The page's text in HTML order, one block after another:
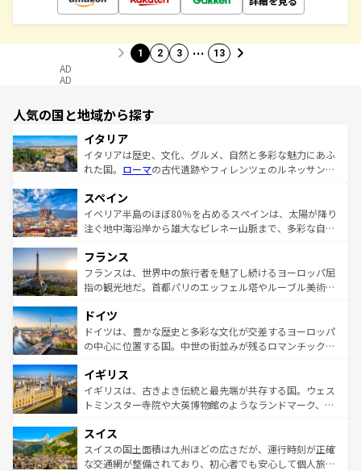
1 2 3 … 13
AD
AD
人気の国と地域から探す
イタリア
イタリアは歴史、文化、グルメ、自然と多彩な魅力にあふ
れた国。 ローマの古代遺跡やフィレンツェのルネッサンス
ろん、トスカーナの美しい田園風景やアマルフィ海岸の絶
景など、自然景観も見逃せない。観光の合間には、本場の
ピザやパスタなど、絶品のイタリア料理を堪能することも
ませてくれるイタリアで、忘れられない旅をしてみよう！
なお、新着のイタリア情報はコンテンツ一覧 を参照してほ
しい。
スペイン
イベリア半島のほぼ80％を占めるスペインは、太陽が降り
注ぐ地中海沿岸から雄大なピレネー山脈まで、多彩な自然
文化が根付くこの国では、情熱的なフラメンコ、熱気あふ
れる闘牛、そして美味しいタパスが生活の一部となってい
る。首都マドリードの洗練された雰囲気や、バルセロナの
の城塞都市、穏やかなビーチリゾートまで多彩な表情を見
せる。地方によって風土や気候が異なるスペインはその個
性で訪れる人を魅了する。 なお、新着のスペイン情報はコ
フランス
フランスは、世界中の旅行者を魅了し続けるヨーロッパ屈
指の観光地だ。首都パリのエッフェル塔やルーブル美術館
で、幅広い魅力が詰まっている。華麗な宮殿、歴史的な大
聖堂、美しいビーチ、そして豊かな自然が、訪れる者を心
から魅了する。また、フランスは美食の国としても知ら
いる。シャンパンの発祥地であるランス、プロヴァンスの
香り高いラベンダー畑など、多彩な楽しみ方が可能だ。さ
らに、パリ以外の地域にも魅力が溢れており、どの街角に
れる地方に足を運ぶとそれぞれで全く異なる文化を体験で
きるだろう。 なお、新着のフランス情報はコンテンツ一覧
を参照してほしい。
ドイツ
ドイツは、豊かな歴史と多彩な文化が交差するヨーロッパ
の中心に位置する国。中世の街並みが残るロマンチック街
顔を持つこの国は、どこを歩いても飽きることがない。ベ
ルリンの文化的活気、バイエルン州のアルプスの絶景、そ
してライン川沿いのワイン畑といった風景は必見。ビール
は、お酒好きな人にはぜひ体験してほしい。 なお、新着の
ドイツ情報はコンテンツ一覧を参照してほしい。
イギリス
イギリスは、古きよき伝統と最先端が共存する国。ウェス
トミンスター寺院や大英博物館のようなランドマーク、歴
リアごとに異なる魅力がある。また、優雅なアフタヌーン
ティー、ビール好きにはたまらない英国パブ、サッカー観
戦など、本場だからこそできる体験も豊富。イギリスを旅
スイス
スイスの国土面積は九州ほどの広さだが、運行時刻が正確
な交通網が整備されており、初心者でも安心して個人旅行